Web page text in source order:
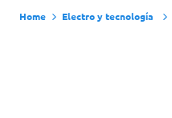
Electro y tecnología